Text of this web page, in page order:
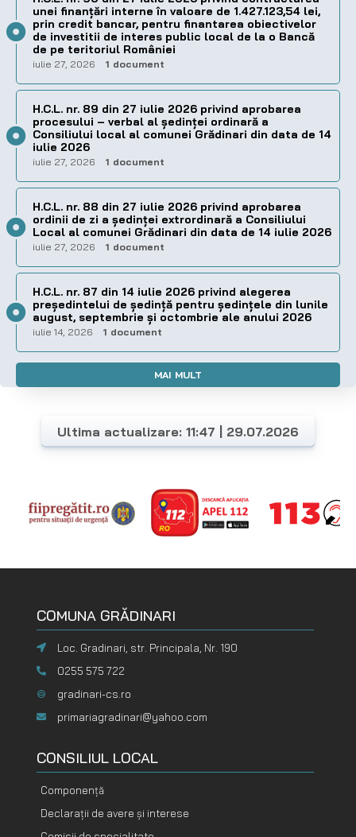
unei finanțări interne în valoare de 1.427.123,54 lei,
prin credit bancar, pentru finantarea obiectivelor
de investitii de interes public local de la o Bancă
de pe teritoriul României
iulie 27, 2026 1 document
H.C.L. nr. 89 din 27 iulie 2026 privind aprobarea
procesului – verbal al şedinţei ordinară a
Consiliului local al comunei Grădinari din data de 14
iulie 2026
iulie 27, 2026 1 document
H.C.L. nr. 88 din 27 iulie 2026 privind aprobarea
ordinii de zi a şedinţei extrordinară a Consiliului
Local al comunei Grădinari din data de 14 iulie 2026
iulie 27, 2026 1 document
H.C.L. nr. 87 din 14 iulie 2026 privind alegerea
preşedintelui de şedinţă pentru ședințele din lunile
august, septembrie și octombrie ale anului 2026
iulie 14, 2026 1 document
MAI MULT
Ultima actualizare: 11:47 | 29.07.2026
COMUNA GRĂDINARI
Loc. Gradinari, str. Principala, Nr. 190
0255 575 722
gradinari-cs.ro
primariagradinari@yahoo.com
CONSILIUL LOCAL
Componență
Declarații de avere și interese